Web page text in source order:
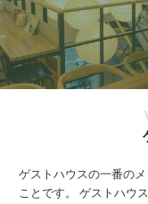
ゲストハウスの一番のメ
ことです。
ゲストハウ